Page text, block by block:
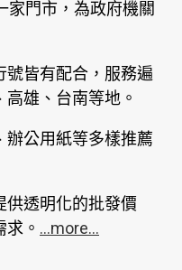
家門市，為政府機關
號皆有配合，服務遍
雄、台南等地。
辦公用紙等多樣推薦
供透明化的批發價
。 ...more...